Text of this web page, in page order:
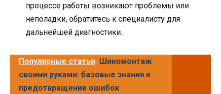
процессе работы возникают проблемы или
неполадки, обратитесь к специалисту для
дальнейшей диагностики.
Популярные статьи Шиномонтаж
своими руками: базовые знания и
предотвращение ошибок